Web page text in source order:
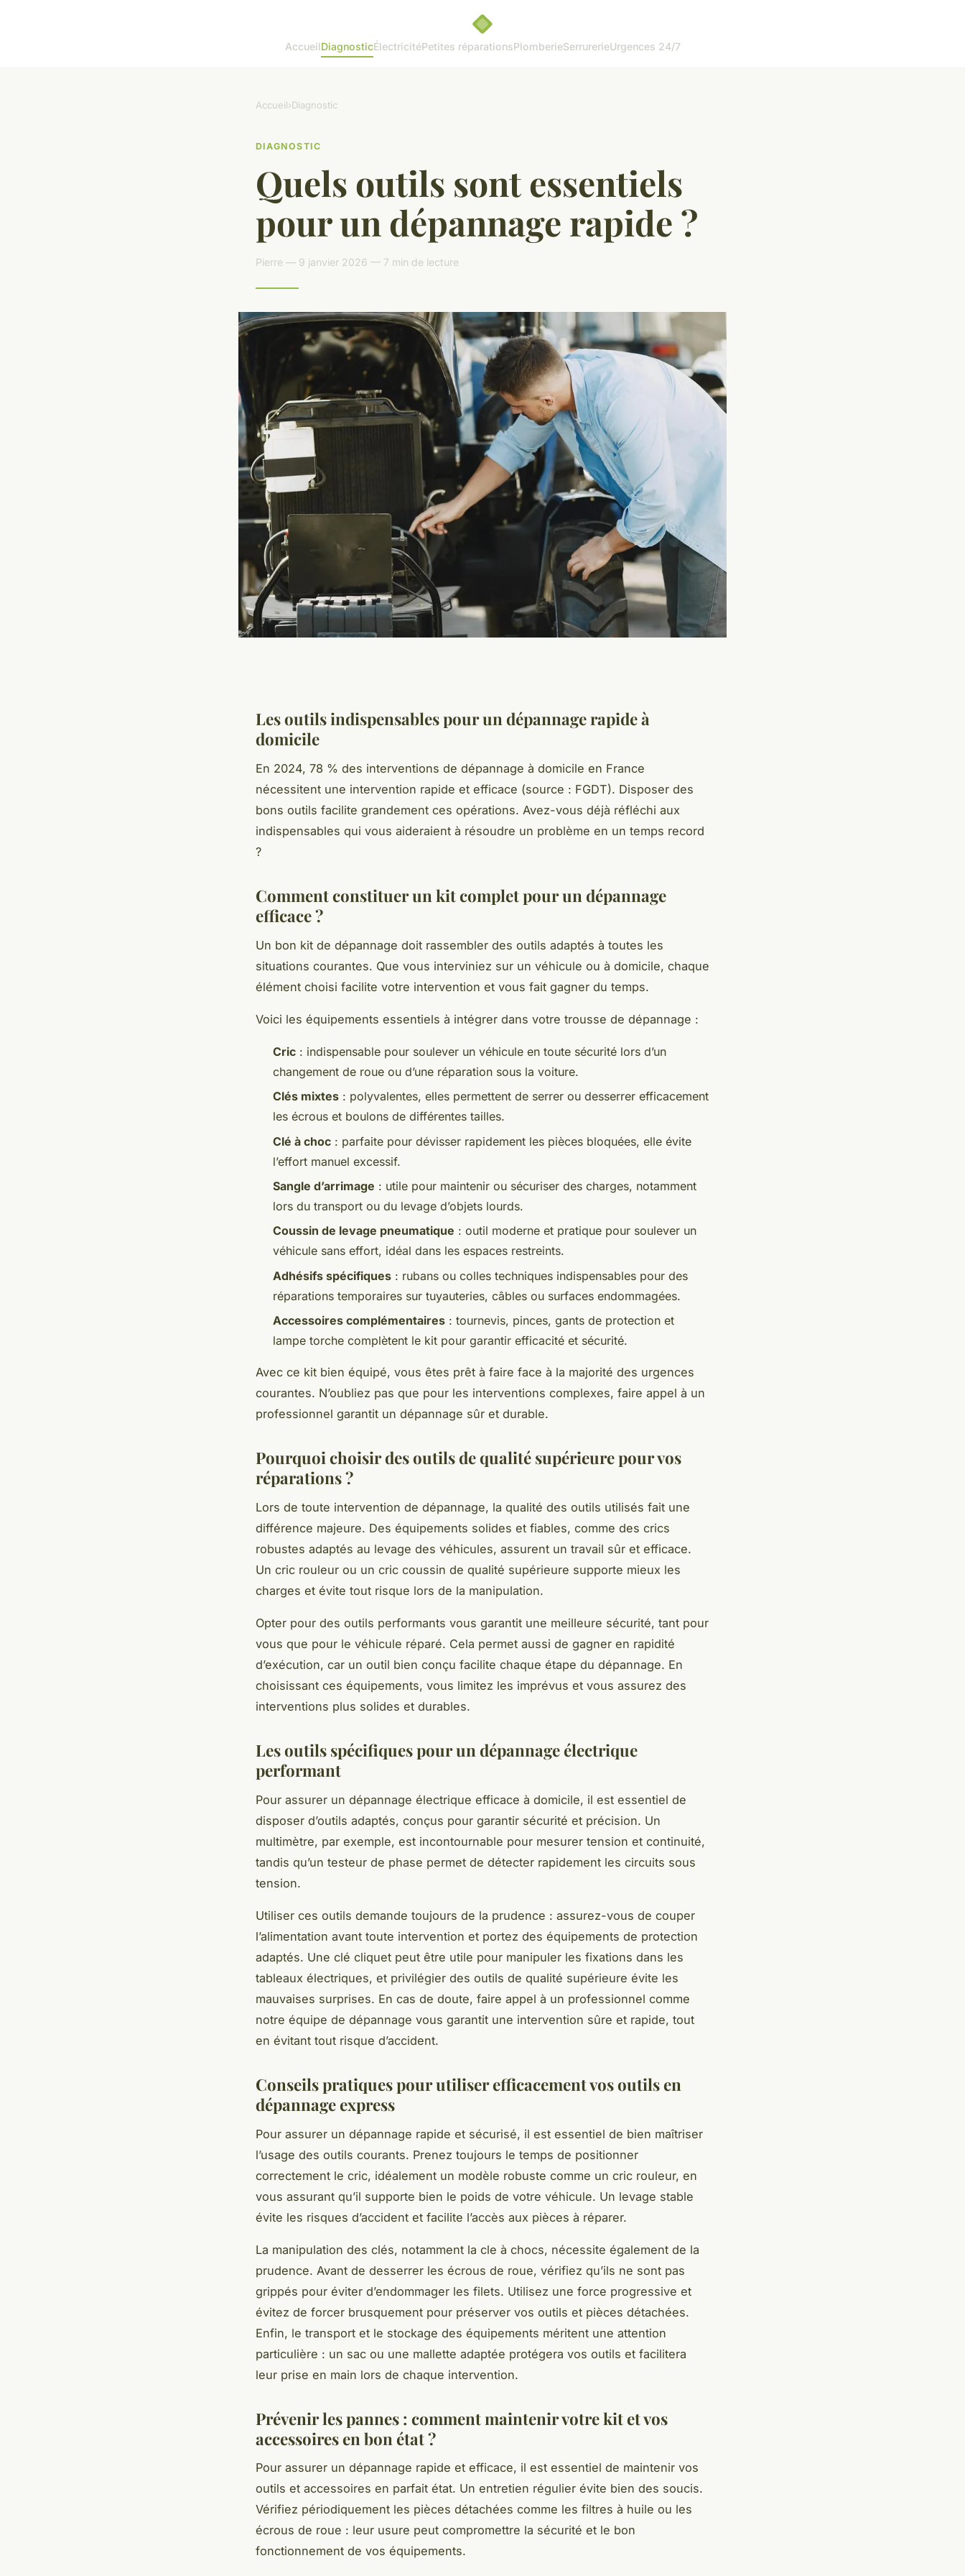
AccueilDiagnosticÉlectricitéPetites réparationsPlomberieSerrurerieUrgences 24/7
Accueil›Diagnostic
DIAGNOSTIC
Quels outils sont essentiels
pour un dépannage rapide ?
Pierre — 9 janvier 2026 — 7 min de lecture
Les outils indispensables pour un dépannage rapide à
domicile
En 2024, 78 % des interventions de dépannage à domicile en France
nécessitent une intervention rapide et efficace (source : FGDT). Disposer des
bons outils facilite grandement ces opérations. Avez-vous déjà réfléchi aux
indispensables qui vous aideraient à résoudre un problème en un temps record
?
Comment constituer un kit complet pour un dépannage
efficace ?
Un bon kit de dépannage doit rassembler des outils adaptés à toutes les
situations courantes. Que vous interviniez sur un véhicule ou à domicile, chaque
élément choisi facilite votre intervention et vous fait gagner du temps.
Voici les équipements essentiels à intégrer dans votre trousse de dépannage :
Cric : indispensable pour soulever un véhicule en toute sécurité lors d’un
changement de roue ou d’une réparation sous la voiture.
Clés mixtes : polyvalentes, elles permettent de serrer ou desserrer efficacement
les écrous et boulons de différentes tailles.
Clé à choc : parfaite pour dévisser rapidement les pièces bloquées, elle évite
l’effort manuel excessif.
Sangle d’arrimage : utile pour maintenir ou sécuriser des charges, notamment
lors du transport ou du levage d’objets lourds.
Coussin de levage pneumatique : outil moderne et pratique pour soulever un
véhicule sans effort, idéal dans les espaces restreints.
Adhésifs spécifiques : rubans ou colles techniques indispensables pour des
réparations temporaires sur tuyauteries, câbles ou surfaces endommagées.
Accessoires complémentaires : tournevis, pinces, gants de protection et
lampe torche complètent le kit pour garantir efficacité et sécurité.
Avec ce kit bien équipé, vous êtes prêt à faire face à la majorité des urgences
courantes. N’oubliez pas que pour les interventions complexes, faire appel à un
professionnel garantit un dépannage sûr et durable.
Pourquoi choisir des outils de qualité supérieure pour vos
réparations ?
Lors de toute intervention de dépannage, la qualité des outils utilisés fait une
différence majeure. Des équipements solides et fiables, comme des crics
robustes adaptés au levage des véhicules, assurent un travail sûr et efficace.
Un cric rouleur ou un cric coussin de qualité supérieure supporte mieux les
charges et évite tout risque lors de la manipulation.
Opter pour des outils performants vous garantit une meilleure sécurité, tant pour
vous que pour le véhicule réparé. Cela permet aussi de gagner en rapidité
d’exécution, car un outil bien conçu facilite chaque étape du dépannage. En
choisissant ces équipements, vous limitez les imprévus et vous assurez des
interventions plus solides et durables.
Les outils spécifiques pour un dépannage électrique
performant
Pour assurer un dépannage électrique efficace à domicile, il est essentiel de
disposer d’outils adaptés, conçus pour garantir sécurité et précision. Un
multimètre, par exemple, est incontournable pour mesurer tension et continuité,
tandis qu’un testeur de phase permet de détecter rapidement les circuits sous
tension.
Utiliser ces outils demande toujours de la prudence : assurez-vous de couper
l’alimentation avant toute intervention et portez des équipements de protection
adaptés. Une clé cliquet peut être utile pour manipuler les fixations dans les
tableaux électriques, et privilégier des outils de qualité supérieure évite les
mauvaises surprises. En cas de doute, faire appel à un professionnel comme
notre équipe de dépannage vous garantit une intervention sûre et rapide, tout
en évitant tout risque d’accident.
Conseils pratiques pour utiliser efficacement vos outils en
dépannage express
Pour assurer un dépannage rapide et sécurisé, il est essentiel de bien maîtriser
l’usage des outils courants. Prenez toujours le temps de positionner
correctement le cric, idéalement un modèle robuste comme un cric rouleur, en
vous assurant qu’il supporte bien le poids de votre véhicule. Un levage stable
évite les risques d’accident et facilite l’accès aux pièces à réparer.
La manipulation des clés, notamment la cle à chocs, nécessite également de la
prudence. Avant de desserrer les écrous de roue, vérifiez qu’ils ne sont pas
grippés pour éviter d’endommager les filets. Utilisez une force progressive et
évitez de forcer brusquement pour préserver vos outils et pièces détachées.
Enfin, le transport et le stockage des équipements méritent une attention
particulière : un sac ou une mallette adaptée protégera vos outils et facilitera
leur prise en main lors de chaque intervention.
Prévenir les pannes : comment maintenir votre kit et vos
accessoires en bon état ?
Pour assurer un dépannage rapide et efficace, il est essentiel de maintenir vos
outils et accessoires en parfait état. Un entretien régulier évite bien des soucis.
Vérifiez périodiquement les pièces détachées comme les filtres à huile ou les
écrous de roue : leur usure peut compromettre la sécurité et le bon
fonctionnement de vos équipements.